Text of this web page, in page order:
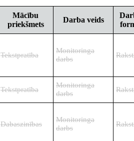
Mācību
priekšmets
Darba veids
Tekstpratība
Monitoringa
darbs
Tekstpratība
Monitoringa
darbs
Dabaszinības
Monitoringa
darbs